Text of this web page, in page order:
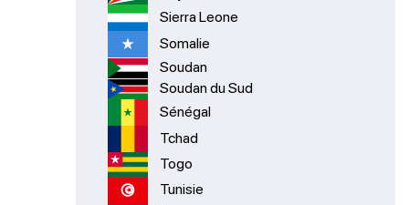
Sierra Leone
Somalie
Soudan
Soudan du Sud
Sénégal
Tchad
Togo
Tunisie